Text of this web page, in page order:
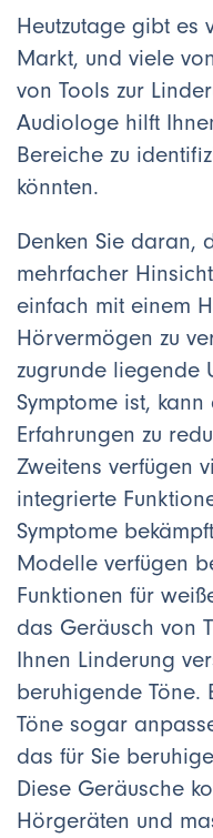
Heutzutage gibt es
Markt, und viele
von Tools zur
Audiologe hilft
Bereiche zu
könnten.
Denken Sie daran,
mehrfacher
einfach mit einem
Hörvermögen zu
zugrunde liegende
Symptome ist,
Erfahrungen zu
Zweitens verfügen
integrierte
Symptome
Modelle verfügen
Funktionen für
das Geräusch von
Ihnen Linderung
beruhigende Töne.
Töne sogar
das für Sie
Diese Geräusche
Hörgeräten und